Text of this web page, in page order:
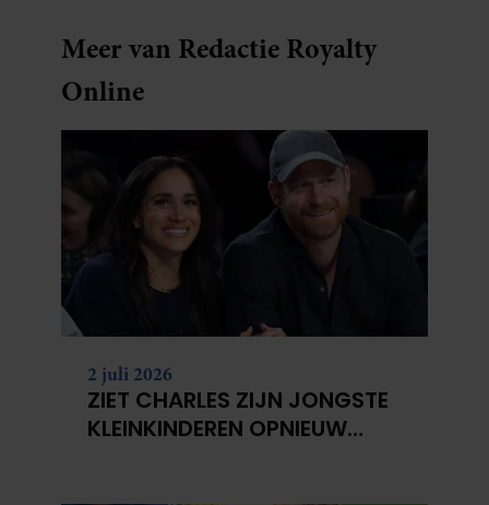
Meer van Redactie Royalty
Online
2 juli 2026
ZIET CHARLES ZIJN JONGSTE
KLEINKINDEREN OPNIEUW